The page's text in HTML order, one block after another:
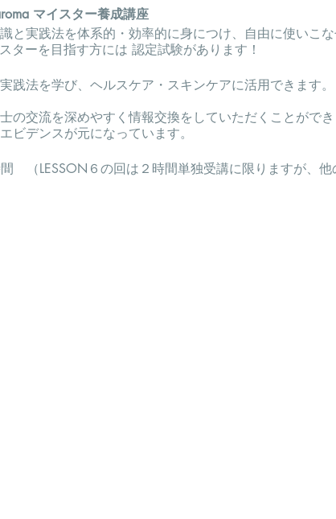
マイスター養成講座
と実践法を体系的・効率的に身につけ、自由に使いこ
ターを目指す方には 認定試験があります！
践法を学び、ヘルスケア・スキンケアに活用できます
の交流を深めやすく情報交換をしていただくことがで
ビデンスが元になっています。
（LESSON６の回は２時間単独受講に限りますが、他